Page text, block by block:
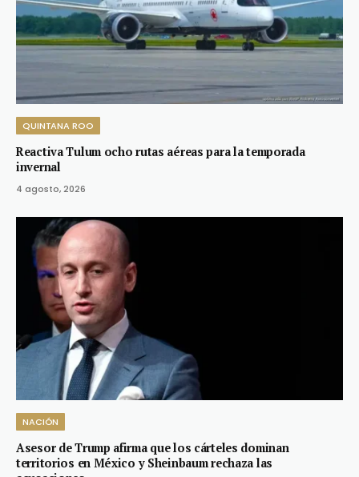
QUINTANA ROO
Reactiva Tulum ocho rutas aéreas para la temporada
invernal
4 agosto, 2026
NACIÓN
Asesor de Trump afirma que los cárteles dominan
territorios en México y Sheinbaum rechaza las